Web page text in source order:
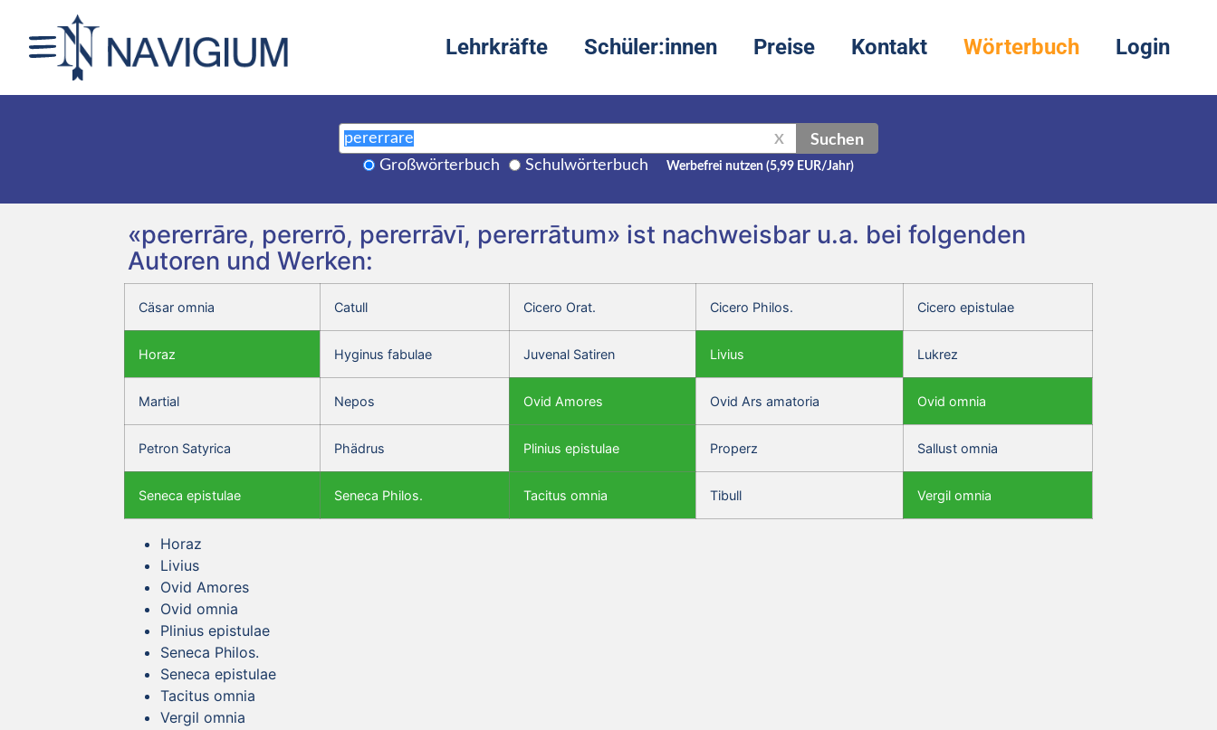
Lehrkräfte Schüler:innen Preise Kontakt Wörterbuch Login
X Suchen
Großwörterbuch Schulwörterbuch Werbefrei nutzen (5,99 EUR/Jahr)
«pererrāre, pererrō, pererrāvī, pererrātum» ist nachweisbar u.a. bei folgenden
Autoren und Werken:
Cäsar omnia Catull Cicero Orat. Cicero Philos. Cicero epistulae
Horaz Hyginus fabulae Juvenal Satiren Livius Lukrez
Martial Nepos Ovid Amores Ovid Ars amatoria Ovid omnia
Petron Satyrica Phädrus Plinius epistulae Properz Sallust omnia
Seneca epistulae Seneca Philos. Tacitus omnia Tibull Vergil omnia
Horaz
Livius
Ovid Amores
Ovid omnia
Plinius epistulae
Seneca Philos.
Seneca epistulae
Tacitus omnia
Vergil omnia